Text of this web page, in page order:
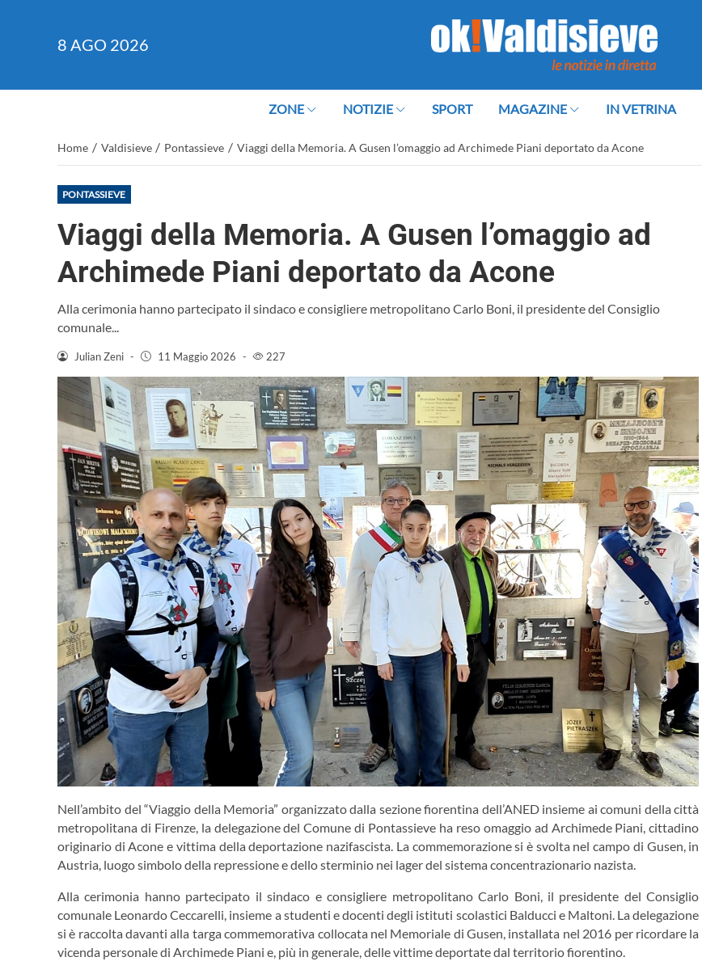
8 AGO 2026
ZONE NOTIZIE SPORT MAGAZINE IN VETRINA
Home / Valdisieve / Pontassieve / Viaggi della Memoria. A Gusen l’omaggio ad Archimede Piani deportato da Acone
PONTASSIEVE
Viaggi della Memoria. A Gusen l’omaggio ad
Archimede Piani deportato da Acone
Alla cerimonia hanno partecipato il sindaco e consigliere metropolitano Carlo Boni, il presidente del Consiglio
comunale...
Julian Zeni - 11 Maggio 2026 - 227
Nell’ambito del “Viaggio della Memoria” organizzato dalla sezione fiorentina dell’ANED insieme ai comuni della città
metropolitana di Firenze, la delegazione del Comune di Pontassieve ha reso omaggio ad Archimede Piani, cittadino
originario di Acone e vittima della deportazione nazifascista. La commemorazione si è svolta nel campo di Gusen, in
Austria, luogo simbolo della repressione e dello sterminio nei lager del sistema concentrazionario nazista.
Alla cerimonia hanno partecipato il sindaco e consigliere metropolitano Carlo Boni, il presidente del Consiglio
comunale Leonardo Ceccarelli, insieme a studenti e docenti degli istituti scolastici Balducci e Maltoni. La delegazione
si è raccolta davanti alla targa commemorativa collocata nel Memoriale di Gusen, installata nel 2016 per ricordare la
vicenda personale di Archimede Piani e, più in generale, delle vittime deportate dal territorio fiorentino.